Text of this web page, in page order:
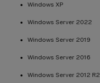
Windows XP
Windows Server 2022
Windows Server 2019
Windows Server 2016
Windows Server 2012 R2